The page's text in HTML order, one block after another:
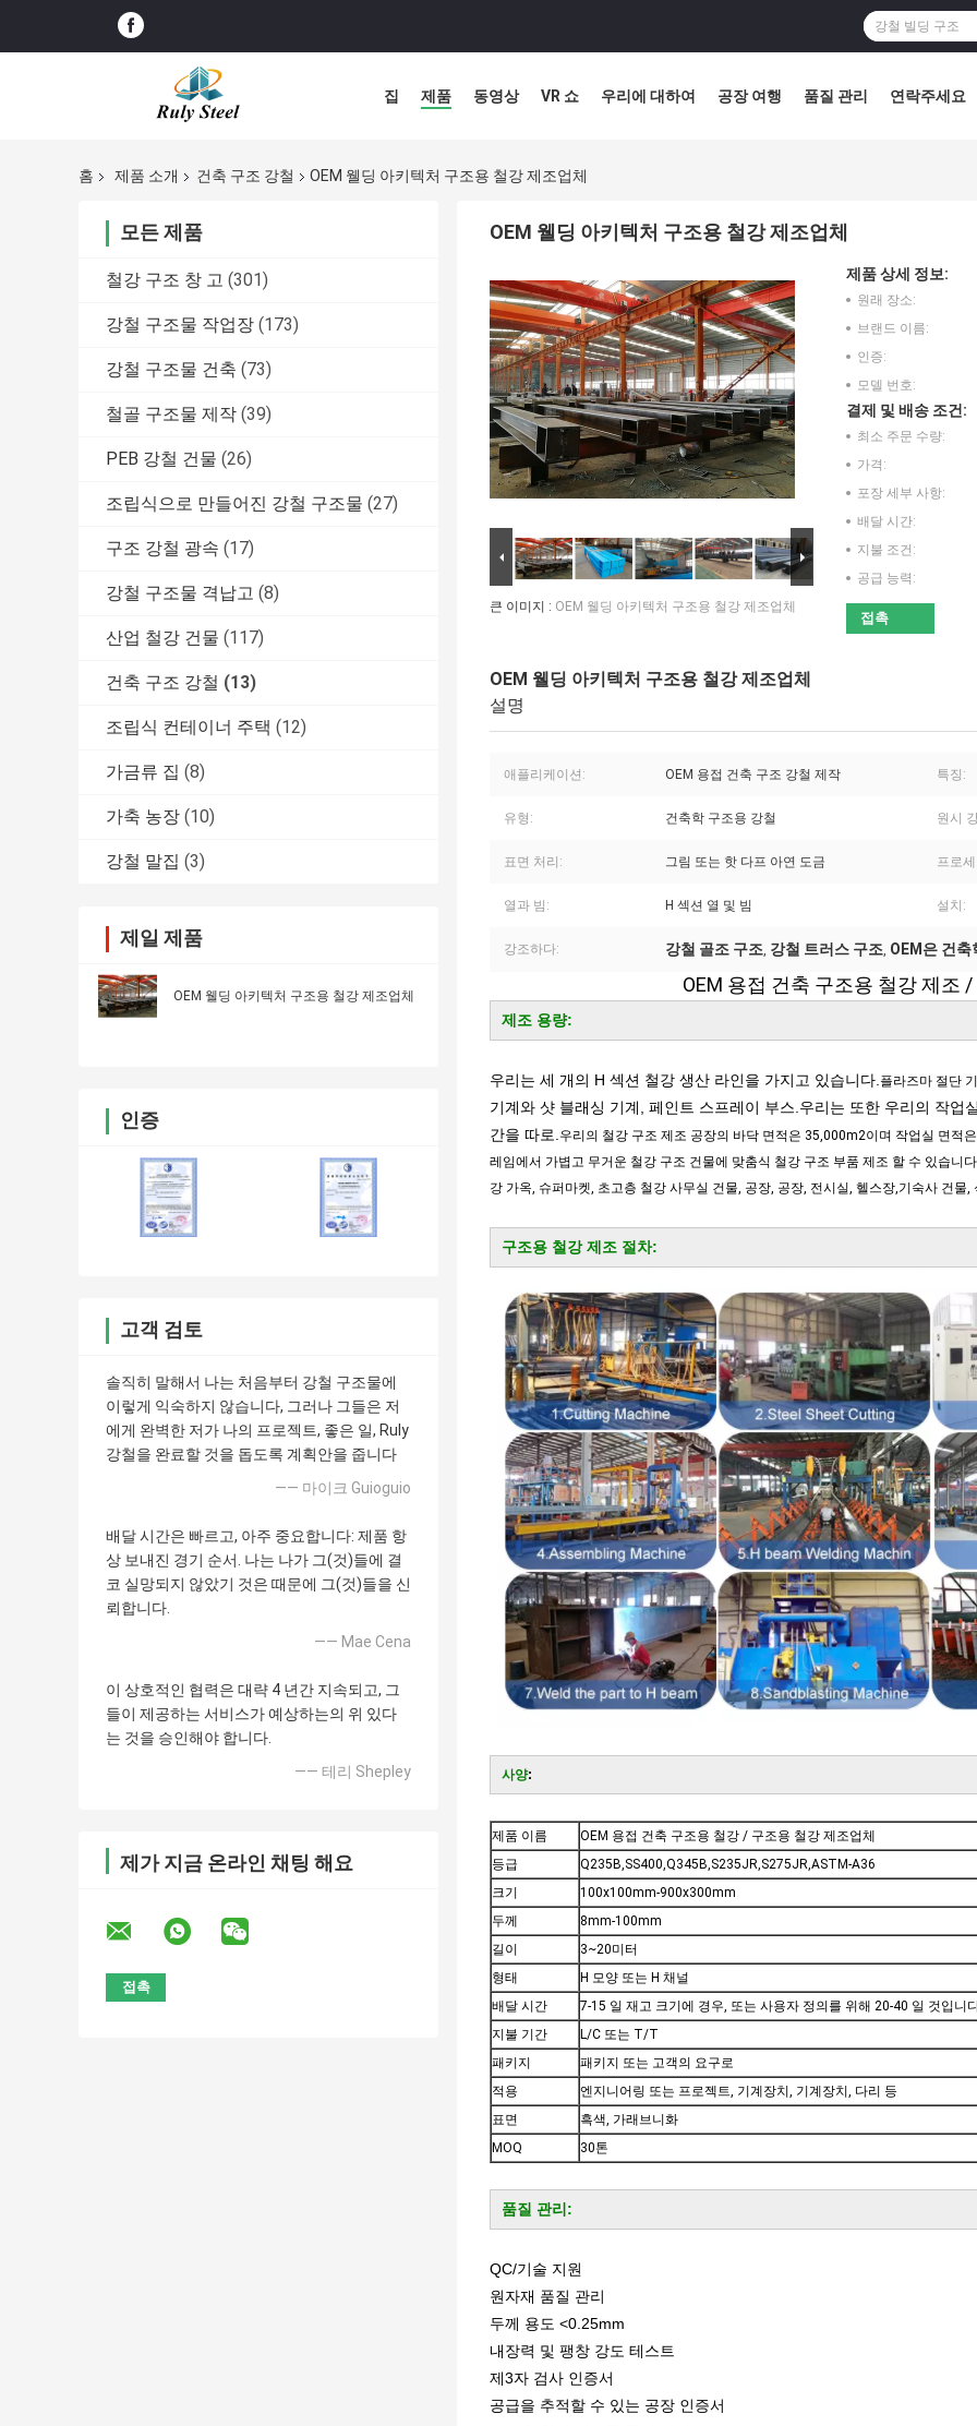
집 제품 동영상 VR 쇼 우리에 대하여 공장 여행 품질 관리 연락주세요
홈 제품 소개 건축 구조 강철 OEM 웰딩 아키텍처 구조용 철강 제조업체
모든 제품
철강 구조 창 고 (301)
강철 구조물 작업장 (173)
강철 구조물 건축 (73)
철골 구조물 제작 (39)
PEB 강철 건물 (26)
조립식으로 만들어진 강철 구조물 (27)
구조 강철 광속 (17)
강철 구조물 격납고 (8)
산업 철강 건물 (117)
건축 구조 강철 (13)
조립식 컨테이너 주택 (12)
가금류 집 (8)
가축 농장 (10)
강철 말집 (3)
제일 제품
OEM 웰딩 아키텍처 구조용 철강 제조업체
인증
고객 검토
솔직히 말해서 나는 처음부터 강철 구조물에
이렇게 익숙하지 않습니다, 그러나 그들은 저
에게 완벽한 저가 나의 프로젝트, 좋은 일, Ruly
강철을 완료할 것을 돕도록 계획안을 줍니다
—— 마이크 Guioguio
배달 시간은 빠르고, 아주 중요합니다: 제품 항
상 보내진 경기 순서. 나는 나가 그(것)들에 결
코 실망되지 않았기 것은 때문에 그(것)들을 신
뢰합니다.
—— Mae Cena
이 상호적인 협력은 대략 4 년간 지속되고, 그
들이 제공하는 서비스가 예상하는의 위 있다
는 것을 승인해야 합니다.
—— 테리 Shepley
제가 지금 온라인 채팅 해요
OEM 웰딩 아키텍처 구조용 철강 제조업체
큰 이미지 : OEM 웰딩 아키텍처 구조용 철강 제조업체
제품 상세 정보:
원래 장소:
브랜드 이름:
인증:
모델 번호:
결제 및 배송 조건:
최소 주문 수량:
가격:
포장 세부 사항:
배달 시간:
지불 조건:
공급 능력:
접촉
OEM 웰딩 아키텍처 구조용 철강 제조업체
설명
애플리케이션: OEM 용접 건축 구조 강철 제작 특징:
유형: 건축학 구조용 강철 원시
표면 처리: 그림 또는 핫 다프 아연 도금 프로
열과 빔: H 섹션 열 및 빔 설치:
강조하다: 강철 골조 구조, 강철 트러스 구조, OEM은 건
OEM 용접 건축 구조용 철강 제조
제조 용량:
우리는 세 개의 H 섹션 철강 생산 라인을 가지고 있습니다.플라즈마 절단
기계와 샷 블래싱 기계, 페인트 스프레이 부스.우리는 또한 우리의 작
간을 따로.우리의 철강 구조 제조 공장의 바닥 면적은 35,000m2이며 작업실 면적
레임에서 가볍고 무거운 철강 구조 건물에 맞춤식 철강 구조 부품 제조 할 수 있습니
강 가옥, 슈퍼마켓, 초고층 철강 사무실 건물, 공장, 공장, 전시실, 헬스장,기숙사 건물
구조용 철강 제조 절차:
사양:
제품 이름
OEM 용접 건축 구조용 철강 / 구조용 철강 제조업체
등급
Q235B,SS400,Q345B,S235JR,S275JR,ASTM-A36
크기
100x100mm-900x300mm
두께
8mm-100mm
길이
3~20미터
형태
H 모양 또는 H 채널
배달 시간
7-15 일 재고 크기에 경우, 또는 사용자 정의를 위해 20-40 일 것입니
지불 기간
L/C 또는 T/T
패키지
패키지 또는 고객의 요구로
적용
엔지니어링 또는 프로젝트, 기계장치, 기계장치, 다리 등
표면
흑색, 가래브니화
MOQ
30톤
품질 관리:
QC/기술 지원
원자재 품질 관리
두께 용도 <0.25mm
내장력 및 팽창 강도 테스트
제3자 검사 인증서
공급을 추적할 수 있는 공장 인증서